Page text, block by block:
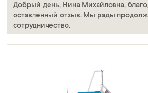
Добрый день, Нина Михайловна,
оставленный отзыв. Мы рады
сотрудничество.